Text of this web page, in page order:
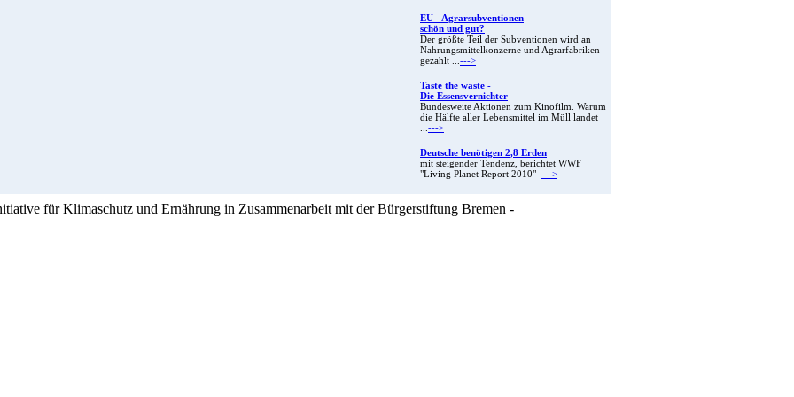
EU - Agrarsubventionen
schön und gut?
Der größte Teil der Subventionen wird an
Nahrungsmittelkonzerne und Agrarfabriken
gezahlt ...--->
Taste the waste -
Die Essensvernichter
Bundesweite Aktionen zum Kinofilm. Warum
die Hälfte aller Lebensmittel im Müll landet
...--->
Deutsche benötigen 2,8 Erden
mit steigender Tendenz, berichtet WWF
"Living Planet Report 2010" --->
für Klimaschutz und Ernährung in Zusammenarbeit mit der Bürgerstiftung Bremen -